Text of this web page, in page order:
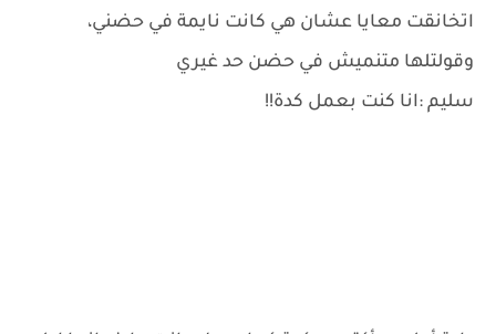
اتخانقت معايا عشان هي كانت نايمة في حضني،
وقولتلها متنميش في حضن حد غيري
سليم :انا كنت بعمل كدة!!